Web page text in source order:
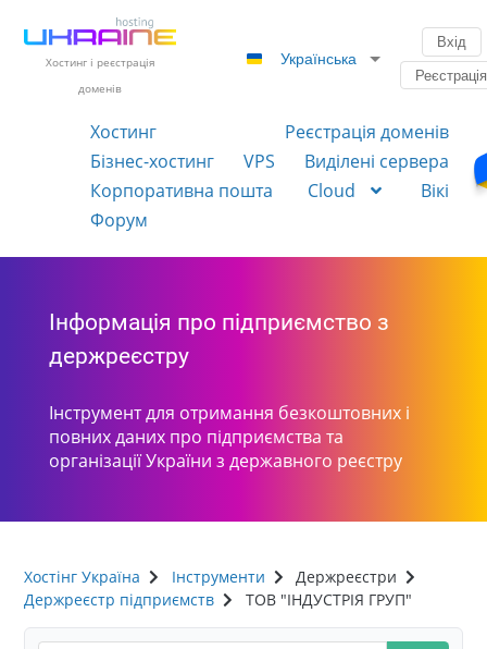
Хостинг і реєстрація
доменів
Українська
Вхід
Реєстрація
Хостинг
Реєстрація доменів
Бізнес-хостинг
VPS
Виділені сервера
Корпоративна пошта
Cloud
Вікі
Форум
Інформація про підприємство з
держреєстру
Інструмент для отримання безкоштовних і
повних даних про підприємства та
організації України з державного реєстру
Хостінг Україна Інструменти
Держреєстри
Держреєстр підприємств
ТОВ "ІНДУСТРІЯ ГРУП"